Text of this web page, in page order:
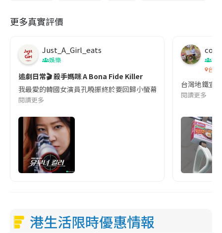
更多真實評價
Just_A_Girl_eats
娛樂
追劇日常🎬 殺手媽咪 A Bona Fide Killer
我最愛的韓國女演員孔曉振終於要回歸小螢幕啦!這次的劇本改編
閱讀更多
co
吹
台灣
台灣地鐵宣
閱讀更多
港生活限時優惠情報